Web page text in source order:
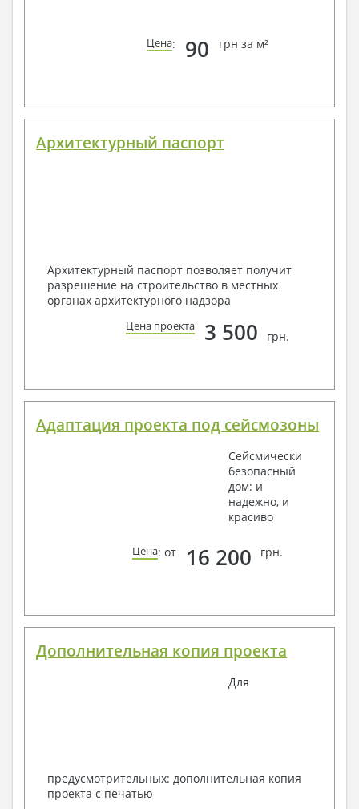
Цена: 90 грн за м²
Архитектурный паспорт
Архитектурный паспорт позволяет получит
разрешение на строительство в местных
органах архитектурного надзора
Цена проекта 3 500 грн.
Адаптация проекта под сейсмозоны
Сейсмически
безопасный
дом: и
надежно, и
красиво
Цена: от 16 200 грн.
Дополнительная копия проекта
Для
предусмотрительных: дополнительная копия
проекта с печатью